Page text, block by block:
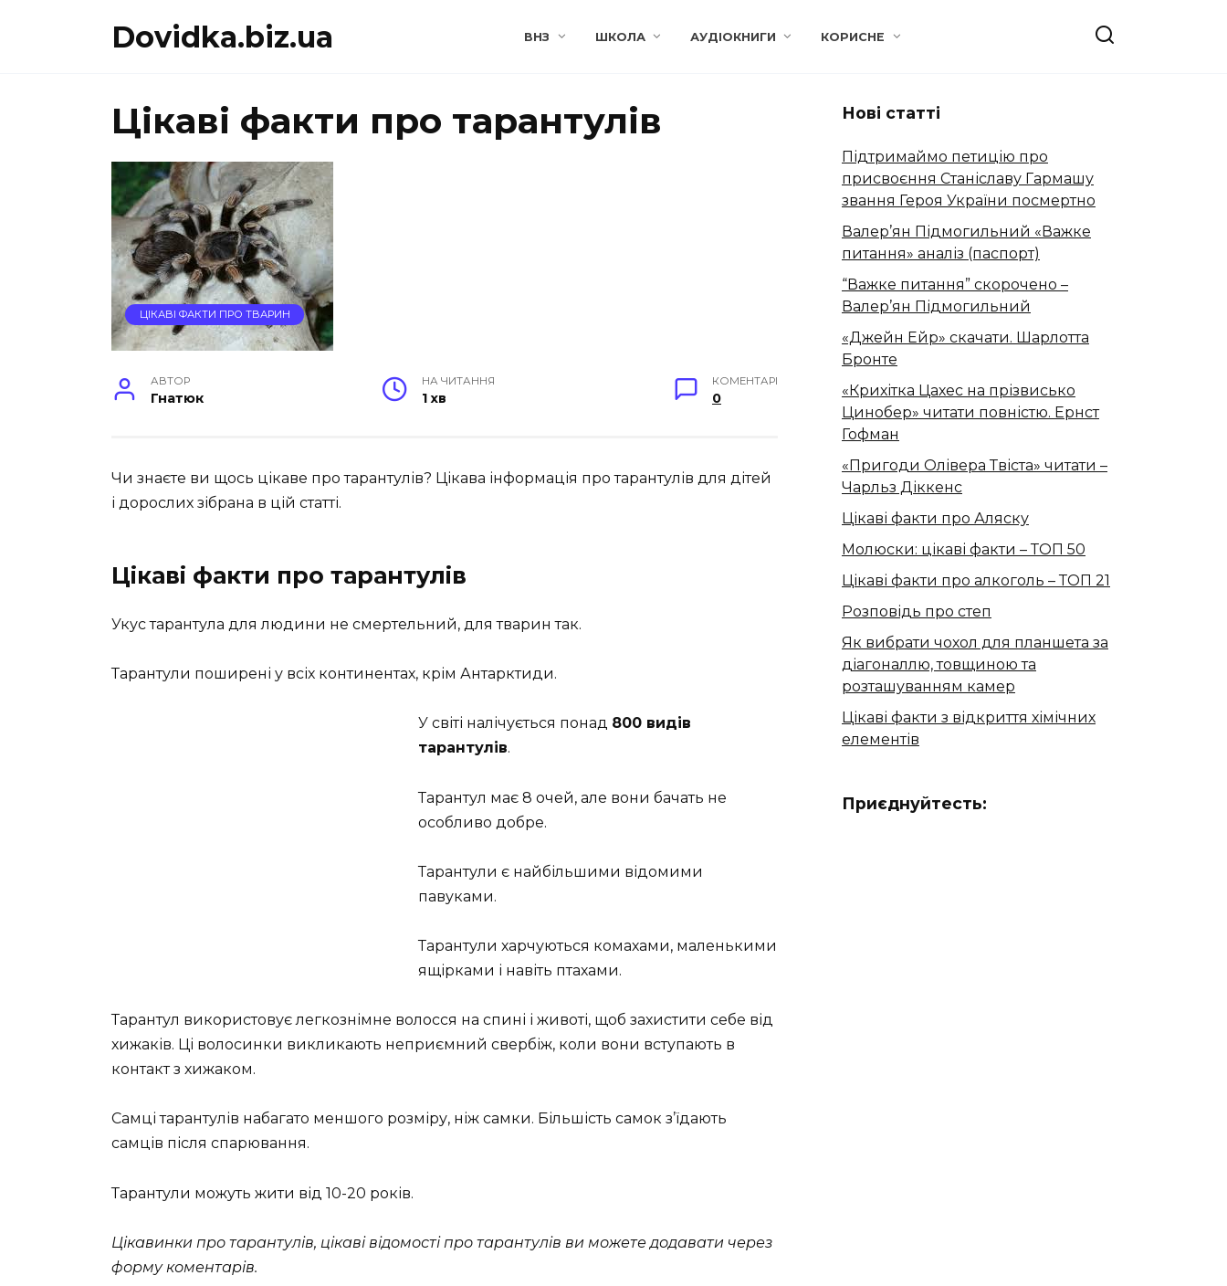
Dovidka.biz.ua ВНЗ ШКОЛА АУДІОКНИГИ КОРИСНЕ
Цікаві факти про тарантулів
ЦІКАВІ ФАКТИ ПРО ТВАРИН
АВТОР
Гнатюк
НА ЧИТАННЯ
1 хв
КОМЕНТАРІ
0
Чи знаєте ви щось цікаве про тарантулів? Цікава інформація про тарантулів для дітей
і дорослих зібрана в цій статті.
Цікаві факти про тарантулів
Укус тарантула для людини не смертельний, для тварин так.
Тарантули поширені у всіх континентах, крім Антарктиди.
У світі налічується понад 800 видів
тарантулів.
Тарантул має 8 очей, але вони бачать не
особливо добре.
Тарантули є найбільшими відомими
павуками.
Тарантули харчуються комахами, маленькими
ящірками і навіть птахами.
Тарантул використовує легкознімне волосся на спині і животі, щоб захистити себе від
хижаків. Ці волосинки викликають неприємний свербіж, коли вони вступають в
контакт з хижаком.
Самці тарантулів набагато меншого розміру, ніж самки. Більшість самок з’їдають
самців після спарювання.
Тарантули можуть жити від 10-20 років.
Цікавинки про тарантулів, цікаві відомості про тарантулів ви можете додавати через
форму коментарів.
Нові статті
Підтримаймо петицію про
присвоєння Станіславу Гармашу
звання Героя України посмертно
Валер’ян Підмогильний «Важке
питання» аналіз (паспорт)
“Важке питання” скорочено –
Валер’ян Підмогильний
«Джейн Ейр» скачати. Шарлотта
Бронте
«Крихітка Цахес на прізвисько
Цинобер» читати повністю. Ернст
Гофман
«Пригоди Олівера Твіста» читати –
Чарльз Діккенс
Цікаві факти про Аляску
Молюски: цікаві факти – ТОП 50
Цікаві факти про алкоголь – ТОП 21
Розповідь про степ
Як вибрати чохол для планшета за
діагоналлю, товщиною та
розташуванням камер
Цікаві факти з відкриття хімічних
елементів
Приєднуйтесть: